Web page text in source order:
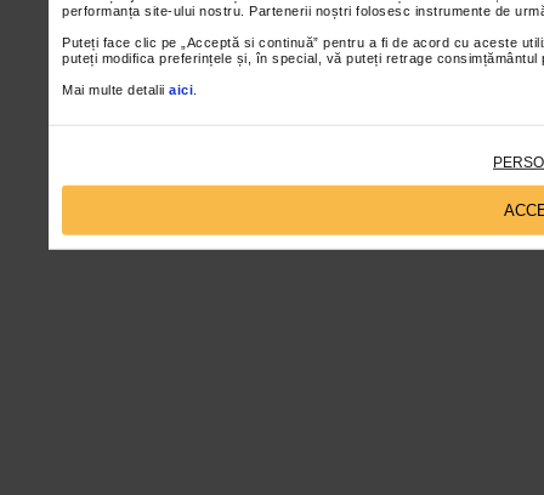
performanța site-ului nostru. Partenerii noștri folosesc instrumente de
Puteți face clic pe „Acceptă si continuă” pentru a fi de acord cu aceste
puteți modifica preferințele și, în special, vă puteți retrage
Mai multe detalii aici